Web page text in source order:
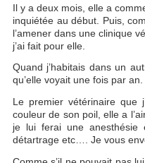
Il y a deux mois, elle a
inquiétée au début. Puis,
l’amener dans une clinique
j’ai fait pour elle.
Quand j’habitais dans un
qu’elle voyait une fois par an.
Le premier vétérinaire que
couleur de son poil, elle a
je lui ferai une
détartrage etc…. Je vous